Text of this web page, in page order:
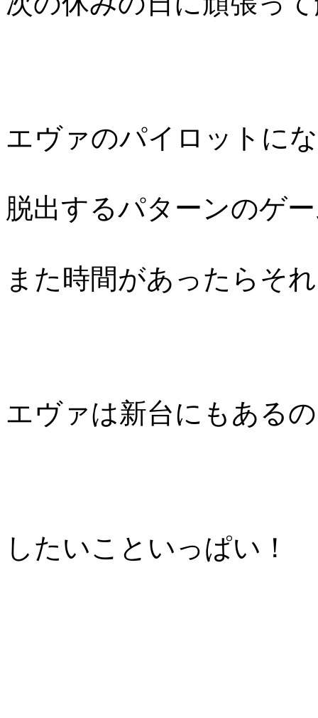
エヴァのパイロットに
脱出するパターンのゲ
また時間があったらそ
エヴァは新台にもある
したいこといっぱい！